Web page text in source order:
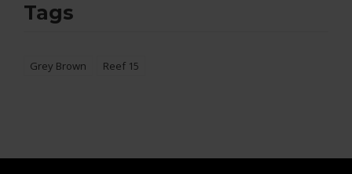
Tags
Grey Brown Reef 15